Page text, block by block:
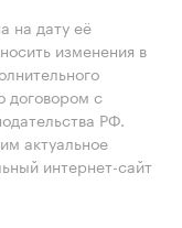
на дату её
изменения в
договором с
РФ.
актуальное
интернет-сайт